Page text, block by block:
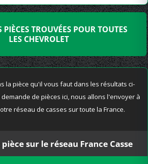
PIÈCES TROUVÉES POUR TOUTES
LES CHEVROLET
la pièce qu'il vous faut dans les résultats ci-
de pièces ici, nous allons l'envoyer à
réseau de casses sur toute la France.
sur le réseau France Casse